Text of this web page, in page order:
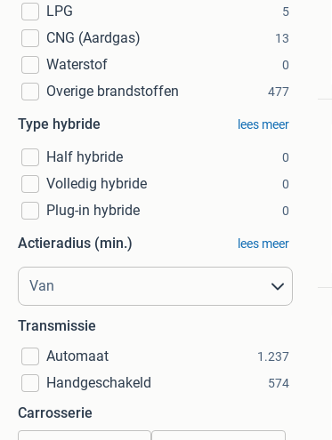
LPG 5
CNG (Aardgas) 13
Waterstof 0
Overige brandstoffen 477
Type hybride lees meer
Half hybride 0
Volledig hybride 0
Plug-in hybride 0
Actieradius (min.) lees meer
Transmissie
Automaat
1.237
Handgeschakeld 574
Carrosserie